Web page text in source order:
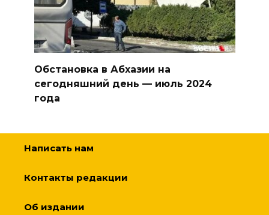
Обстановка в Абхазии на
сегодняшний день — июль 2024
года
Написать нам
Контакты редакции
Об издании